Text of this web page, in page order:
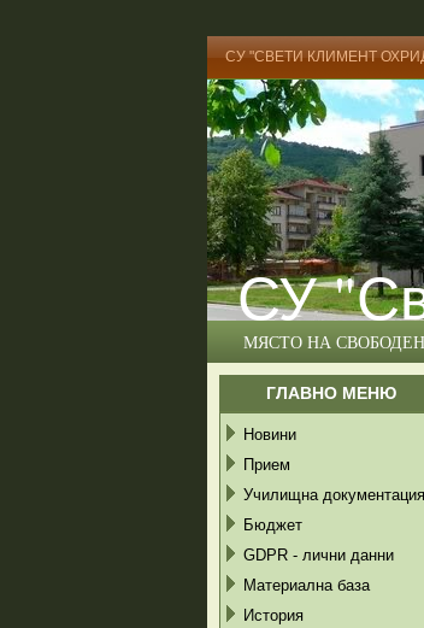
СУ "СВЕТИ КЛИМЕНТ
СУ
МЯСТО НА
ГЛАВНО МЕНЮ
Новини
Прием
Училищна документация
Бюджет
GDPR - лични данни
Материална база
История